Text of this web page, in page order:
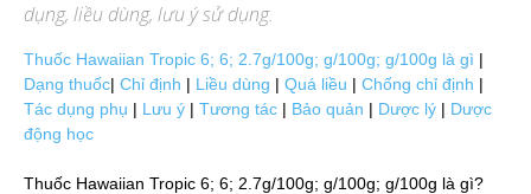
dụng, liều dùng, lưu ý sử dụng.
Thuốc Hawaiian Tropic 6; 6; 2.7g/100g; g/100g; g/100g là gì |
Dạng thuốc| Chỉ định | Liều dùng | Quá liều | Chống chỉ định |
Tác dụng phụ | Lưu ý | Tương tác | Bảo quản | Dược lý | Dược
động học
Thuốc Hawaiian Tropic 6; 6; 2.7g/100g; g/100g; g/100g là gì?